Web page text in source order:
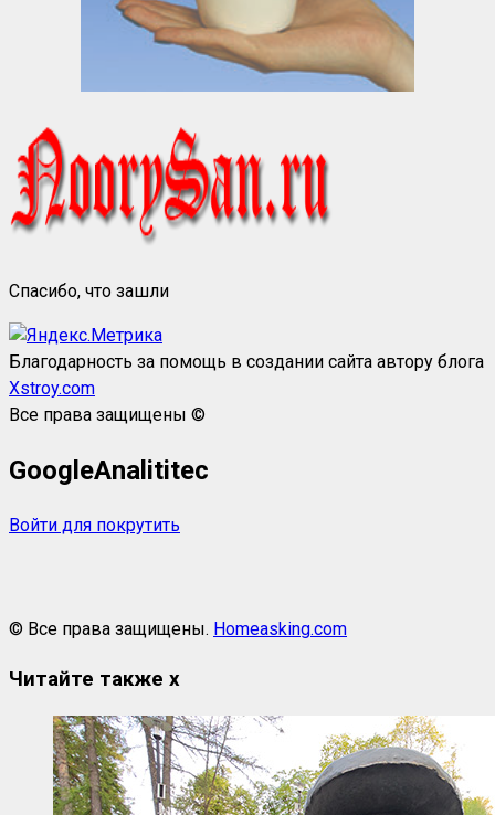
Спасибо, что зашли
Благодарность за помощь в создании сайта автору блога
Xstroy.com
Все права защищены ©
GoogleAnalititec
Войти для покрутить
© Все права защищены. Homeasking.com
Читайте также x